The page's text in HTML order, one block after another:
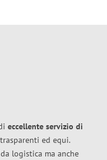
eccellente servizio di
ed equi.
logistica ma anche